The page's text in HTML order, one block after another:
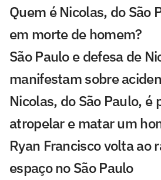
Quem é Nicolas, do São
em morte de homem?
São Paulo e defesa de
manifestam sobre
Nicolas, do São Paulo, é
atropelar e matar um
Ryan Francisco volta ao
espaço no São Paulo